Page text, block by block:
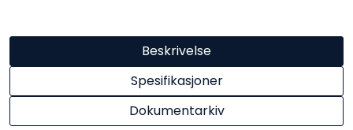
Beskrivelse
Spesifikasjoner
Dokumentarkiv